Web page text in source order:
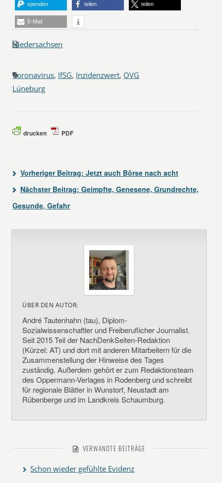
spenden teilen teilen
E-Mail
Niedersachsen
Coronavirus, IfSG, Inzidenzwert, OVG
Lüneburg
drucken PDF
Vorheriger Beitrag: Jetzt auch Börse nach acht
Nächster Beitrag: Geimpfte, Genesene, Grundrechte,
Gesunde, Gefahr
ÜBER DEN AUTOR:
André Tautenhahn (tau), Diplom-
Sozialwissenschaftler und Freiberuflicher Journalist.
Seit 2015 Teil der NachDenkSeiten-Redaktion
(Kürzel: AT) und dort mit anderen Mitarbeitern für die
Zusammenstellung der Hinweise des Tages
zuständig. Außerdem gehört er zum Redaktionsteam
des Oppermann-Verlages in Rodenberg und schreibt
für regionale Blätter in Wunstorf, Neustadt am
Rübenberge und im Landkreis Schaumburg.
VERWANDTE BEITRÄGE
Schon wieder gefühlte Evidenz